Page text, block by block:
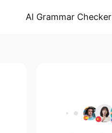
AI Grammar Checker